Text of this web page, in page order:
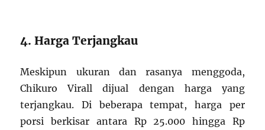
4. Harga Terjangkau
Meskipun ukuran dan rasanya menggoda,
Chikuro Virall dijual dengan harga yang
terjangkau. Di beberapa tempat, harga per
porsi berkisar antara Rp 25.000 hingga Rp